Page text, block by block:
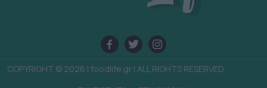
COPYRIGHT © 2026 | foodlife.gr | ALL RIGHTS RESERVED